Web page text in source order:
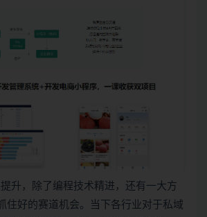
升，除了编程技术精进，还有一大方
住好的赛道机会。当下各行业对于私域